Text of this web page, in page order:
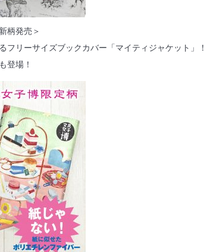
柄発売＞
フリーサイズブックカバー「マイティジャケット」！
登場！